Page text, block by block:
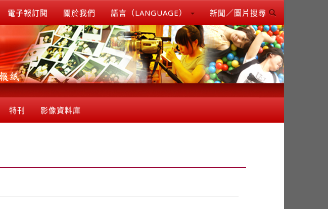
電子報訂閱 關於我們 語言（LANGUAGE） 新聞／圖片搜尋
特刊 影像資料庫